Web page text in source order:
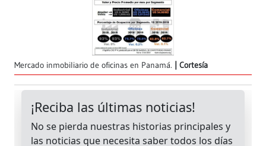
Mercado inmobiliario de oficinas en Panamá. Cortesía